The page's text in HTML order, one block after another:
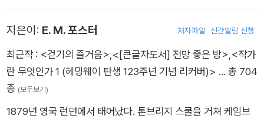
1일, 하디는 플로렌스에게 오마르 하이얌의 《루바이야트》 시편을
읽어 달라고 부탁해 이를 듣고선 밤 9시경 사망했다. 그의 장례는
국장으로 치러졌고 유해는 웨스트민스터 사원에 묻혔다. 고향에
묻히고 싶어 했던 고인의 뜻을 받들어, 심장은 도싯의 스틴스퍼드
교회에 있는 에마의 묘 옆에 매장되었다.
미지로 삼게 되었다. 이곳에 머무는 여러 해 동안 그는 『황금 조각
배 Sonār Tari』(1893)·『경이 Citrā』(1896)·『늦은 추수 Caitāli』
bedya』(1901) 등의 작품집과 함께 『Chitrāṇgadā』(1892), 『C
hitra』라는 제목으로 1913년에 재출간하였고, 『정원사의 아내 M
ālinῑ』(1895)라는 서정적 희곡을 출간했다. 1913년 널리 알려진
산문 시집 『기탄잘리 Gῑtāñjali』(신에게 바치는 노래, 1910)의 영
노벨문학상을 수상하였다. 그는 정치인으로서 1922년과 1925
년에 아일랜드자유국의 상원의원으로 임명되어 검열, 건강보험,
아일랜드어, 교육, 저작권 보호, 국제연합 가입 등과 같은 현안들
에 관심을 쏟기도 하였다.
지은이: E. M. 포스터 저자파일 신간알림 신청
최근작 : <걷기의 즐거움> <[큰글자도서] 전망 좋은 방> <작가
란 무엇인가 1 (헤밍웨이 탄생 123주년 기념 리커버)> … 총 704
종 (모두보기)
1879년 영국 런던에서 태어났다. 톤브리지 스쿨을 거쳐 케임브